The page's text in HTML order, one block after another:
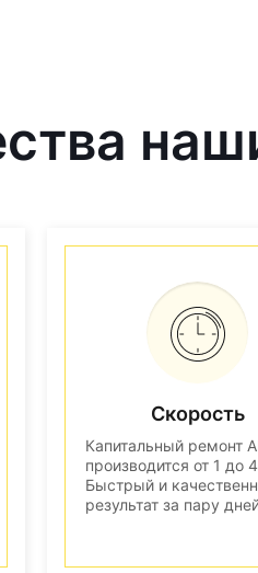
Скорость
Капитальный ремонт
производится от 1 до
Быстрый и
результат за пару